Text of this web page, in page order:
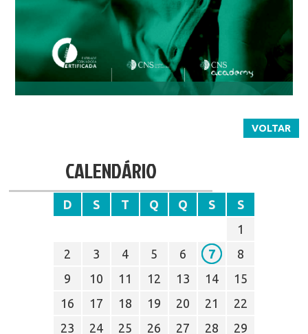
VOLTAR
CALENDÁRIO
D S T Q Q S
S
1
2
3 4 5 6 7
8
9
10 11 12 13 14
15
16
17 18 19 20 21
22
23
24 25 26 27 28 29